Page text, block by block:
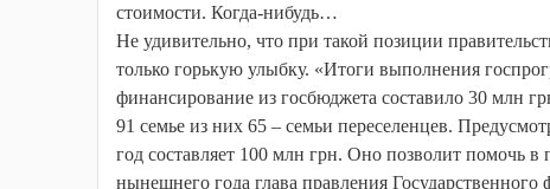
стоимости. Когда-нибудь…
Не удивительно, что при такой позиции
только горькую улыбку. «Итоги выполнения
финансирование из госбюджета составило 30 млн
91 семье из них 65 – семьи переселенцев.
год составляет 100 млн грн. Оно позволит помочь
нынешнего года глава правления